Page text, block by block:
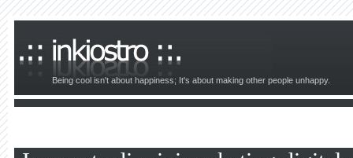
Being cool isn't about happiness; It's about making other people unhappy.